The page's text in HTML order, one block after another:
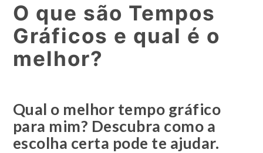
O que são Tempos
Gráficos e qual é o
melhor?
Qual o melhor tempo gráfico
para mim? Descubra como a
escolha certa pode te ajudar.